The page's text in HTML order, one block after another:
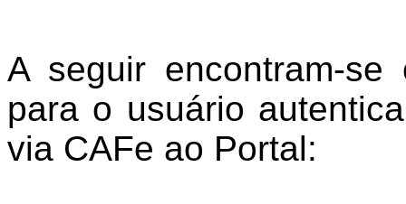
A seguir encontram-se
para o usuário
via CAFe ao Portal: